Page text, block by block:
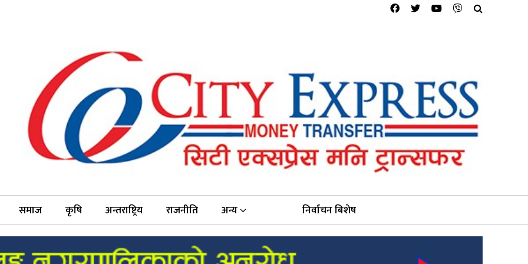
समाज कृषि अन्तराष्ट्रिय राजनीति अन्य निर्वाचन बिशेष